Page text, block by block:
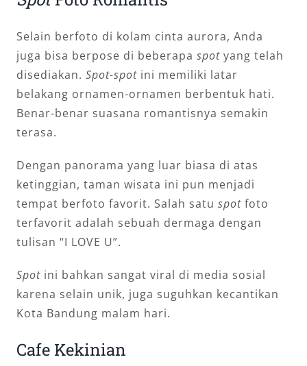
Selain berfoto di kolam cinta aurora, Anda
juga bisa berpose di beberapa spot yang telah
disediakan. Spot-spot ini memiliki latar
belakang ornamen-ornamen berbentuk hati.
Benar-benar suasana romantisnya semakin
terasa.
Dengan panorama yang luar biasa di atas
ketinggian, taman wisata ini pun menjadi
tempat berfoto favorit. Salah satu spot foto
terfavorit adalah sebuah dermaga dengan
tulisan “I LOVE U”.
Spot ini bahkan sangat viral di media sosial
karena selain unik, juga suguhkan kecantikan
Kota Bandung malam hari.
Cafe Kekinian